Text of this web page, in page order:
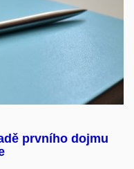
prvního dojmu